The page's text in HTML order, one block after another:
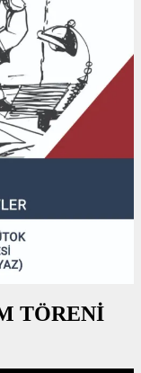
TÖRENİ